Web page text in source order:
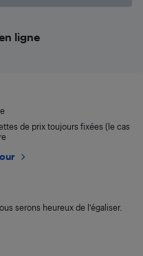
ligne
de prix toujours fixées (le cas
serons heureux de l’égaliser.